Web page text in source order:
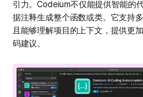
引力。Codeium不仅能提供智能的
据注释生成整个函数或类。它支持
且能够理解项目的上下文，提供更
码建议。